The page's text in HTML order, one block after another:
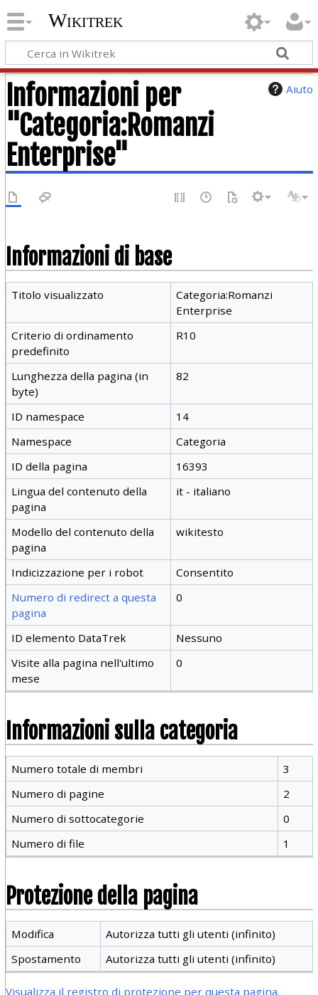
Wikitrek
Aiuto
Informazioni per
"Categoria:Romanzi
Enterprise"
Informazioni di base
Titolo visualizzato
Categoria:Romanzi
Enterprise
Criterio di ordinamento
predefinito
R10
Lunghezza della pagina (in
byte)
82
ID namespace
14
Namespace
Categoria
ID della pagina
16393
Lingua del contenuto della
pagina
it - italiano
Modello del contenuto della
pagina
wikitesto
Indicizzazione per i robot
Consentito
Numero di redirect a questa
pagina
0
ID elemento DataTrek
Nessuno
Visite alla pagina nell'ultimo
mese
0
Informazioni sulla categoria
Numero totale di membri
3
Numero di pagine
2
Numero di sottocategorie
0
Numero di file
1
Protezione della pagina
Modifica
Autorizza tutti gli utenti (infinito)
Spostamento
Autorizza tutti gli utenti (infinito)
Visualizza il registro di protezione per questa pagina.